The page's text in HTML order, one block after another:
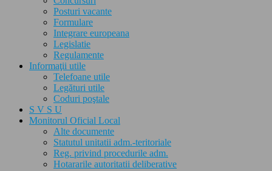
Posturi vacante
Formulare
Integrare europeana
Legislatie
Regulamente
Informaţii utile
Telefoane utile
Legături utile
Coduri poştale
S V S U
Monitorul Oficial Local
Alte documente
Statutul unitatii adm.-teritoriale
Reg. privind procedurile adm.
Hotararile autoritatii deliberative